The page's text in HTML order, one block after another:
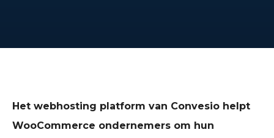
Het webhosting platform van Convesio helpt
WooCommerce ondernemers om hun